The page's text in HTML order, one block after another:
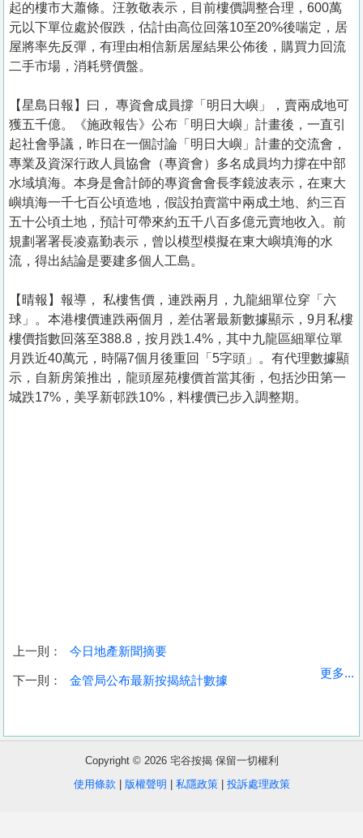
收
盤
起的樓市大蕭條。汪敦敬表示，目前樓價調整合理，600萬
元以下單位處於假跌，估計由高位回落10至20%後喘定，居
屋將率先反彈，有理由相信新居屋結果公佈後，購買力回流
二手市場，消耗劈價盤。
【星島日報】曰， 專資會成員撐「明日大嶼」，賣兩成地可
獲五千億。《施政報告》公布「明日大嶼」計畫後，一直引
起社會爭議，昨日在一個討論「明日大嶼」計畫的交流會，
專業及資深行政人員協會（專資會）多名成員均力撐在中部
水域填海。本身是會計師的專資會會長李鏡波表示，在東大
嶼填海一千七百公頃造地，假設拍賣當中兩成土地、約三百
五十公頃土地，預計可帶來約五千八百多億元賣地收入。前
規劃署署長凌嘉勤表示，曾以模型模擬在東大嶼填海的水
流，得出結論是要建多個人工島。
【晴報】報導， 私樓售價，連跌兩月，九龍細單位穿「六
球」。本港樓價連跌兩個月，差估署最新數據顯示，9月私樓
樓價指數回落至388.8，按月跌1.4%，其中九龍區細單位單
月跌近40萬元，時隔7個月後重回「5字頭」。有代理數據顯
示，自新房策推出，龍頭屋苑樓價首當其衝，包括沙田第一
城跌17%，美孚新邨跌10%，料樓價已步入調整期。
上一則： 今日地產新聞摘要
下一則： 金管局公布最新按揭統計數據
更多...
Copyright © 2026 宅谷按揭 保留一切權利
使用條款
版權聲明 私隱政策| 投訴處理政策